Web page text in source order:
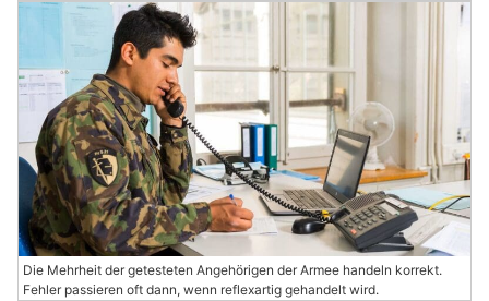
Die Mehrheit der getesteten Angehörigen der Armee handeln korrekt.
Fehler passieren oft dann, wenn reflexartig gehandelt wird.